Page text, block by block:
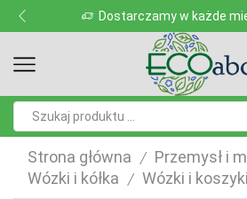
Dostarczamy w każde
Strona główna / Przemysł i
Wózki i kółka / Wózki i